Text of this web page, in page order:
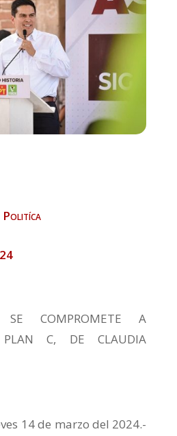
Politíca
SE COMPROMETE A
PLAN C, DE CLAUDIA
14 de marzo del 2024.-